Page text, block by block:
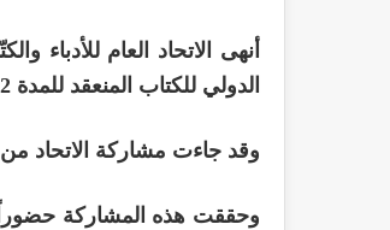
أنهى الاتحاد العام
الدولي للكتاب المنعقد للمدة 2 - 11 تشرين الأول 2025 في المملكة العربية السعودية.
وقد جاءت مشاركة الاتحاد من خلال جناح
وحققت هذه المشاركة حضوراً